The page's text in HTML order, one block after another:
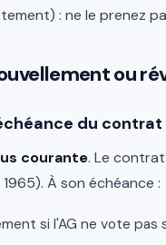
: ne le prenez
ou
du contrat
courante. Le
À son échéance :
si l'AG ne vote pas